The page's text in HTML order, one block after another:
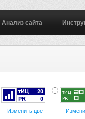
Анализ сайта
Изменить цвет